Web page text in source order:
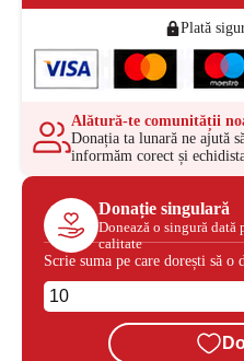
Plată
Alătură-te comunității
Donația ta lunară ne ajută
informăm corect și
Donație singulară
Donează o singură
calitate
Scrie suma pe care dorești să o